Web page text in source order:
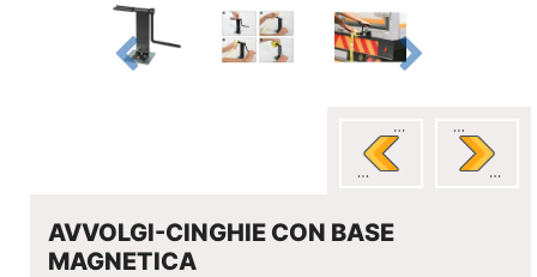
AVVOLGI-CINGHIE CON BASE
MAGNETICA